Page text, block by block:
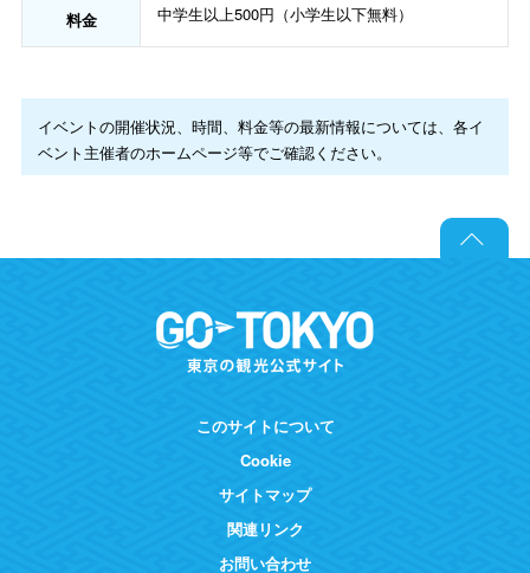
料金 中学生以上500円（小学生以下無料）
イベントの開催状況、時間、料金等の最新情報については、各イ
ベント主催者のホームページ等でご確認ください。
このサイトについて
Cookie
サイトマップ
関連リンク
お問い合わせ